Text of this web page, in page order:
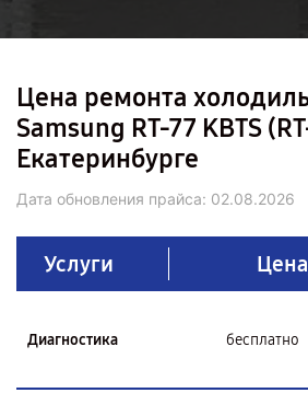
Цена ремонта
Samsung RT-77 KBTS
Екатеринбурге
Дата обновления прайса: 02.08.2026
Услуги
Диагностика бесплатно